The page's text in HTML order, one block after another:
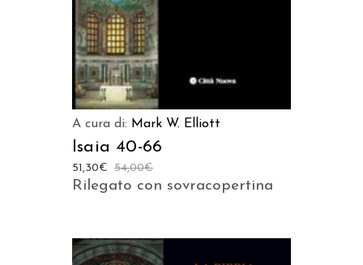
A cura di: Mark W. Elliott
Isaia 40-66
54,00€
51,30€
Rilegato con sovracopertina